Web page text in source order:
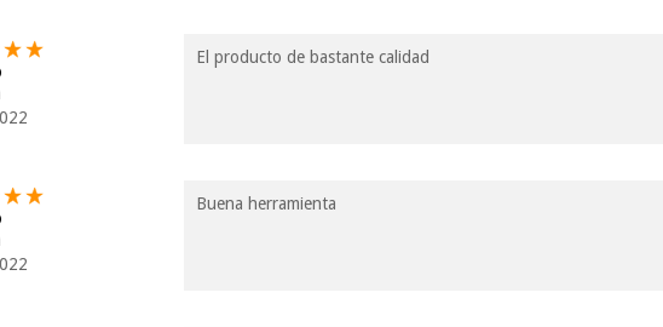
El producto de bastante calidad
Buena herramienta